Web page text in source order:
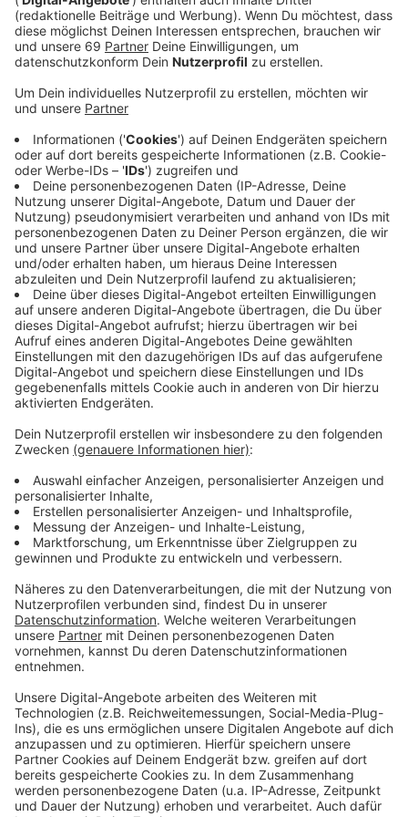
Anzeige
Seit einigen Wochen hinterlassen bislang unbekannte
Täter:innen Schmierereien in der Stadt. Anfang August
stand das Wort "Gaza" schon am historischen Rathaus
und an der Lambertikirche. Die Polizei bestätigt auf
ANTENNE MÜNSTER-Anfrage, dass immer mehr
dieser Schriftzüge auftauchen - zuletzt vermehrt auch
an verschiedenen Gebäuden am Germania Campus.
Anzeige
Schmierereien auf ANTENNE MÜNSTER-
Schild
Anzeige
Heute Morgen (20.8.) entdeckten dann auch wir von
ANTENNE MÜNSTER zwei "Gaza"-Schriftzüge auf
unserem Sender-Schild am Zentrum Nord. Unbekannte
haben sie wahrscheinlich in der vergangenen Nacht
oder in den frühen Morgenstunden dorthin gesprüht.
Der Staatsschutz hat die Ermittlungen aufgenommen,
Ergebnisse. Wer etwas Verdächtiges gesehen hat,
meldet sich bitte bei der Polizei.
Anzeige
Anzeige